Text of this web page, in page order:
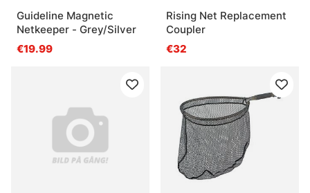
Guideline Magnetic
Netkeeper - Grey/Silver
€19.99
Rising Net Replacement
Coupler
€32